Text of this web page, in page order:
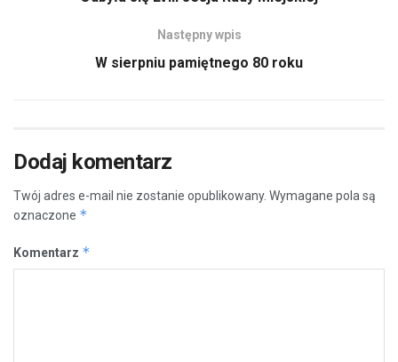
Następny wpis
W sierpniu pamiętnego 80 roku
Dodaj komentarz
Twój adres e-mail nie zostanie opublikowany. Wymagane pola są
oznaczone *
Komentarz *